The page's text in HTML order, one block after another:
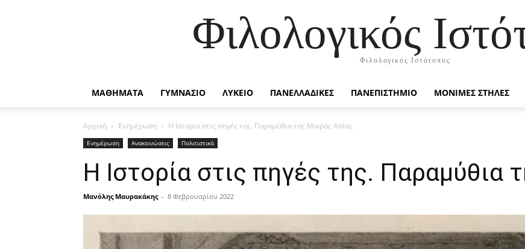
Φιλολογικός
Φιλολογικός Ιστότοπος
ΜΑΘΗΜΑΤΑ ΓΥΜΝΑΣΙΟ ΛΥΚΕΙΟ ΠΑΝΕΛΛΑΔΙΚΕΣ ΠΑΝΕΠΙΣΤΗΜΙΟ ΜΟΝΙΜΕΣ ΣΤΗΛΕΣ
Αρχική Ενημέρωση Η Ιστορία στις πηγές της. Παραμύθια της Μικράς Ασίας
Ενημέρωση Ανακοινώσεις Πολιτιστικά
Η Ιστορία στις πηγές της. Παραμύθια
Μανόλης Μαυρακάκης - 8 Φεβρουαρίου 2022